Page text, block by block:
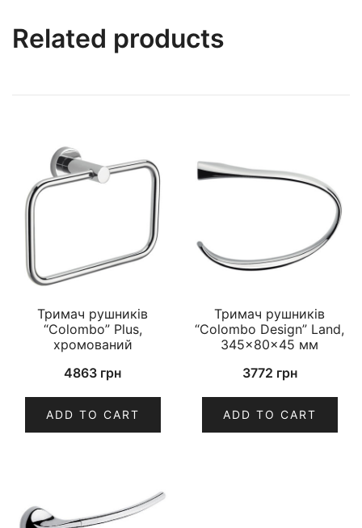
Related products
Тримач рушників
“Colombo” Plus,
хромований
4863 грн
ADD TO CART
Тримач рушників
“Colombo Design” Land,
345×80×45 мм
3772 грн
ADD TO CART